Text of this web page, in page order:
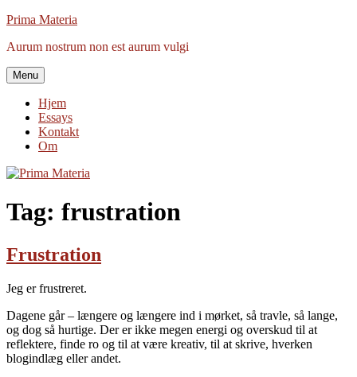
Videre
indhold
Prima Materia
Aurum nostrum non est aurum vulgi
Menu
Hjem
Essays
Kontakt
Om
Tag: frustration
Frustration
Jeg er frustreret.
Dagene går – længere og længere ind i mørket, så travle, så lange,
og dog så hurtige. Der er ikke megen energi og overskud til at
reflektere, finde ro og til at være kreativ, til at skrive, hverken
blogindlæg eller andet.